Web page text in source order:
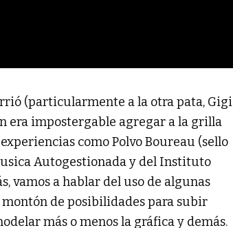
(particularmente a la otra pata, Gigi
era impostergable agregar a la grilla
como Polvo Boureau (sello
Autogestionada y del Instituto
vamos a hablar del uso de algunas
de posibilidades para subir
más o menos la gráfica y demás.